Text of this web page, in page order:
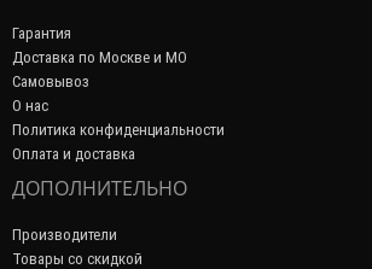
Гарантия
Доставка по Москве и МО
Самовывоз
О нас
Политика конфиденциальности
Оплата и доставка
ДОПОЛНИТЕЛЬНО
Производители
Товары со скидкой